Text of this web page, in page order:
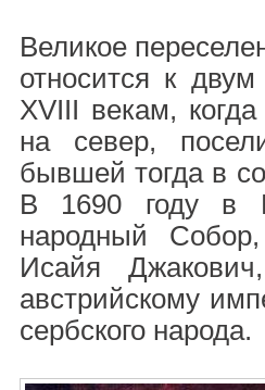
Великое
относится к
XVIII векам,
на север,
бывшей тогда в
В 1690 году в
народный
Исайя
австрийскому
сербского народа.